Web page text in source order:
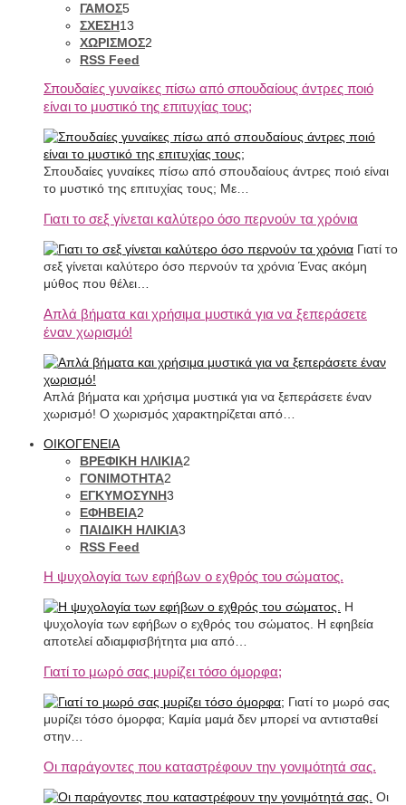
ΓΑΜΟΣ5
ΣΧΕΣΗ13
ΧΩΡΙΣΜΟΣ2
RSS Feed
Σπουδαίες γυναίκες πίσω από σπουδαίους άντρες πoιό
είναι το μυστικό της επιτυχίας τους;
Σπουδαίες γυναίκες πίσω από σπουδαίους άντρες ποιό είναι
το μυστικό της επιτυχίας τους; Με…
Γιατι το σεξ γίνεται καλύτερο όσο περνούν τα χρόνια
Γιατί το
σεξ γίνεται καλύτερο όσο περνούν τα χρόνια Ένας ακόμη
μύθος που θέλει…
Απλά βήματα και χρήσιμα μυστικά για να ξεπεράσετε
έναν χωρισμό!
Απλά βήματα και χρήσιμα μυστικά για να ξεπεράσετε έναν
χωρισμό! Ο χωρισμός χαρακτηρίζεται από…
ΟΙΚΟΓΕΝΕΙΑ
ΒΡΕΦΙΚΗ ΗΛΙΚΙΑ2
ΓΟΝΙΜΟΤΗΤΑ2
ΕΓΚΥΜΟΣΥΝΗ3
ΕΦΗΒΕΙΑ2
ΠΑΙΔΙΚΗ ΗΛΙΚΙΑ3
RSS Feed
Η ψυχολογία των εφήβων ο εχθρός του σώματος.
Η
ψυχολογία των εφήβων ο εχθρός του σώματος. Η εφηβεία
αποτελεί αδιαμφισβήτητα μια από…
Γιατί το μωρό σας μυρίζει τόσο όμορφα;
Γιατί το μωρό σας
μυρίζει τόσο όμορφα; Καμία μαμά δεν μπορεί να αντισταθεί
στην…
Οι παράγοντες που καταστρέφουν την γονιμότητά σας.
Οι